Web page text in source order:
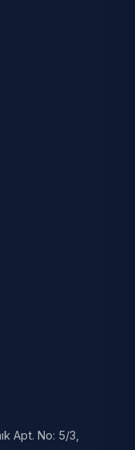
Apt. No: 5/3,